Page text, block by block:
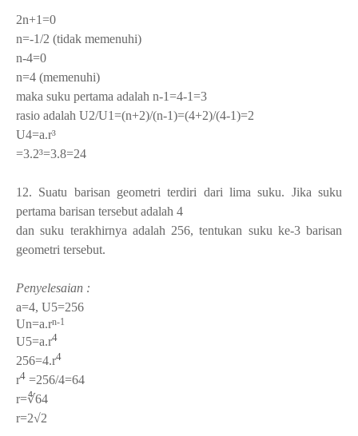
2n+1=0
n=-1/2 (tidak memenuhi)
n-4=0
n=4 (memenuhi)
maka suku pertama adalah n-1=4-1=3
rasio adalah U2/U1=(n+2)/(n-1)=(4+2)/(4-1)=2
U4=a.r³
=3.2³=3.8=24
12. Suatu barisan geometri terdiri dari lima suku. Jika suku
pertama barisan tersebut adalah 4
dan suku terakhirnya adalah 256, tentukan suku ke-3 barisan
geometri tersebut.
Penyelesaian :
a=4, U5=256
Un=a.rn-1
U5=a.r4
256=4.r4
r4 =256/4=64
r=∜64
r=2√2